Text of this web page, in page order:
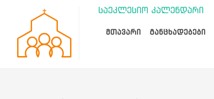
საეკლესიო კალენდარი
ᲛᲗᲐᲕᲐᲠᲘ ᲒᲐᲜᲪᲮᲐᲓᲔᲑᲔᲑᲘ